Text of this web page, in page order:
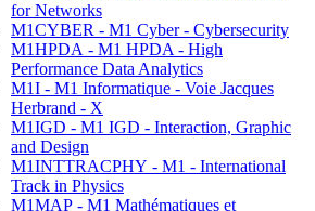
for Networks
M1CYBER - M1 Cyber - Cybersecurity
M1HPDA - M1 HPDA - High
Performance Data Analytics
M1I - M1 Informatique - Voie Jacques
Herbrand - X
M1IGD - M1 IGD - Interaction, Graphic
and Design
M1INTTRACPHY - M1 - International
Track in Physics
M1MAP - M1 Mathématiques et